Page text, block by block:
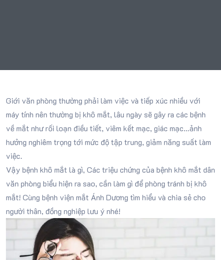
Giới văn phòng thường phải làm việc và tiếp xúc nhiều với
máy tính nên thường bị khô mắt, lâu ngày sẽ gây ra các bệnh
về mắt như rối loạn điều tiết, viêm kết mạc, giác mạc…ảnh
hưởng nghiêm trọng tới mức độ tập trung, giảm năng suất làm
việc.
Vậy bệnh khô mắt là gì, Các triệu chứng của bệnh khô mắt dân
văn phòng biểu hiện ra sao, cần làm gì để phòng tránh bị khô
mắt! Cùng bệnh viện mắt Ánh Dương tìm hiểu và chia sẻ cho
người thân, đồng nghiệp lưu ý nhé!